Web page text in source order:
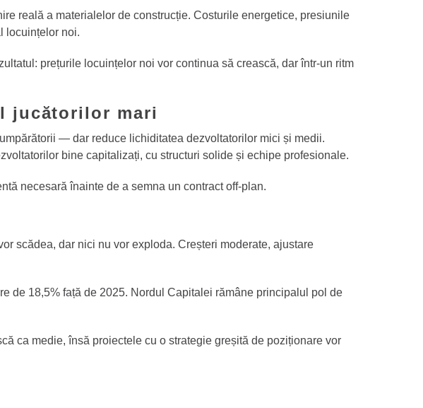
reală a materialelor de construcție. Costurile energetice, presiunile
locuințelor noi.
prețurile locuințelor noi vor continua să crească, dar într-un ritm
jucătorilor mari
— dar reduce lichiditatea dezvoltatorilor mici și medii.
bine capitalizați, cu structuri solide și echipe profesionale.
necesară înainte de a semna un contract off-plan.
scădea, dar nici nu vor exploda. Creșteri moderate, ajustare
de 18,5% față de 2025. Nordul Capitalei rămâne principalul pol de
ca medie, însă proiectele cu o strategie greșită de poziționare vor